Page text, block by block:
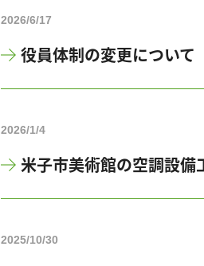
2026/6/17
役員体制の変更について
2026/1/4
米子市美術館の空調設備
2025/10/30